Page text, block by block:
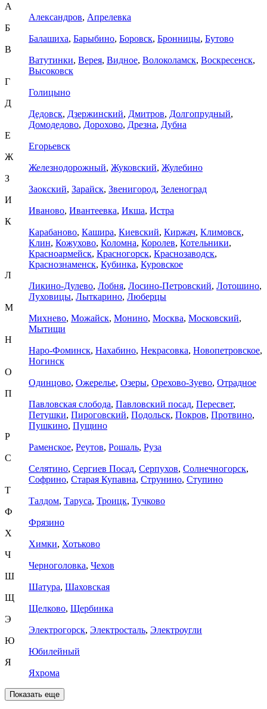
А
Александров, Апрелевка
Б
Балашиха, Барыбино, Боровск, Бронницы, Бутово
В
Ватутинки, Верея, Видное, Волоколамск, Воскресенск,
Высоковск
Г
Голицыно
Д
Дедовск, Дзержинский, Дмитров, Долгопрудный,
Домодедово, Дорохово, Дрезна, Дубна
Е
Егорьевск
Ж
Железнодорожный, Жуковский, Жулебино
З
Заокский, Зарайск, Звенигород, Зеленоград
И
Иваново, Ивантеевка, Икша, Истра
К
Карабаново, Кашира, Киевский, Киржач, Климовск,
Клин, Кожухово, Коломна, Королев, Котельники,
Красноармейск, Красногорск, Краснозаводск,
Краснознаменск, Кубинка, Куровское
Л
Ликино-Дулево, Лобня, Лосино-Петровский, Лотошино,
Луховицы, Лыткарино, Люберцы
М
Михнево, Можайск, Монино, Москва, Московский,
Мытищи
Н
Наро-Фоминск, Нахабино, Некрасовка, Новопетровское,
Ногинск
О
Одинцово, Ожерелье, Озеры, Орехово-Зуево, Отрадное
П
Павловская слобода, Павловский посад, Пересвет,
Петушки, Пироговский, Подольск, Покров, Протвино,
Пушкино, Пущино
Р
Раменское, Реутов, Рошаль, Руза
С
Селятино, Сергиев Посад, Серпухов, Солнечногорск,
Софрино, Старая Купавна, Струнино, Ступино
Т
Талдом, Таруса, Троицк, Тучково
Ф
Фрязино
Х
Химки, Хотьково
Ч
Черноголовка, Чехов
Ш
Шатура, Шаховская
Щ
Щелково, Щербинка
Э
Электрогорск, Электросталь, Электроугли
Ю
Юбилейный
Я
Яхрома
Показать еще